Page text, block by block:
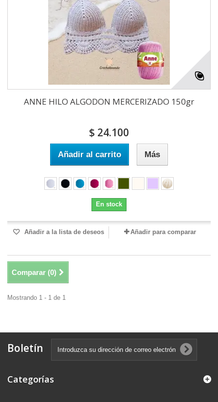
ANNE HILO ALGODON MERCERIZADO 150gr
$ 24.100
Añadir al carrito Más
En stock
Añadir a la lista de deseos Añadir para comparar
Comparar (0)
Mostrando 1 - 1 de 1
Boletín
Categorías